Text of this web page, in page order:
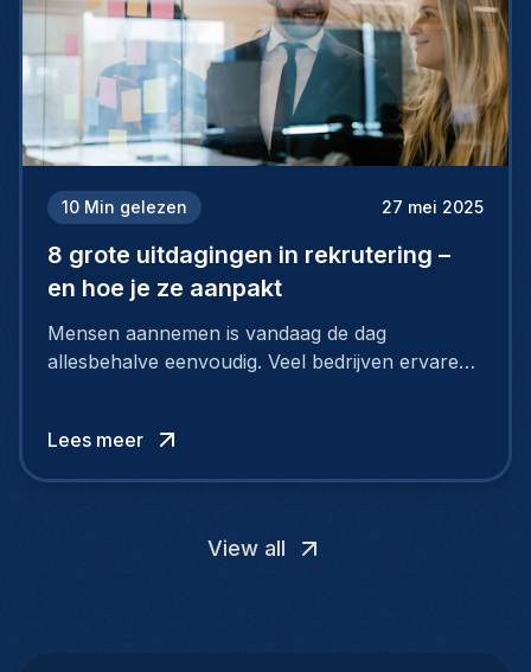
10 Min gelezen 27 mei 2025
8 grote uitdagingen in rekrutering –
en hoe je ze aanpakt
Mensen aannemen is vandaag de dag
allesbehalve eenvoudig. Veel bedrijven ervaren
zoeken meer dan alleen een salaris.
Lees meer
View all